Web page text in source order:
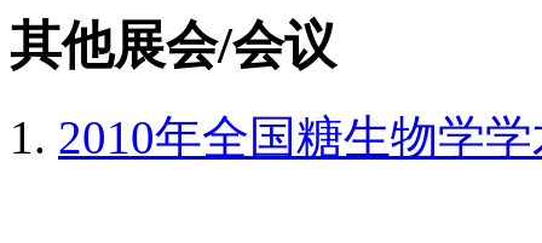
其他展会/会议
2010年全国糖生物学